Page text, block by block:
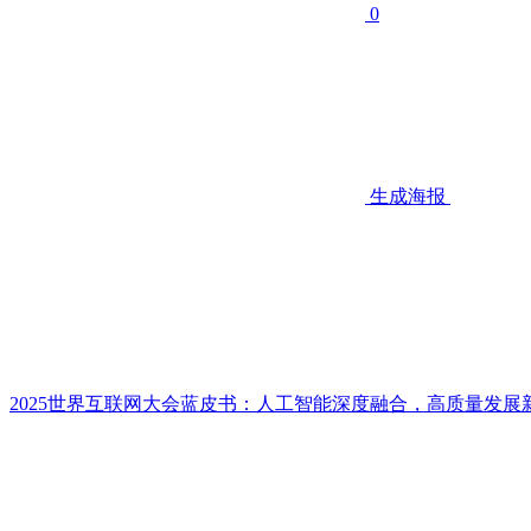
0
生成海报
2025世界互联网大会蓝皮书：人工智能深度融合，高质量发展